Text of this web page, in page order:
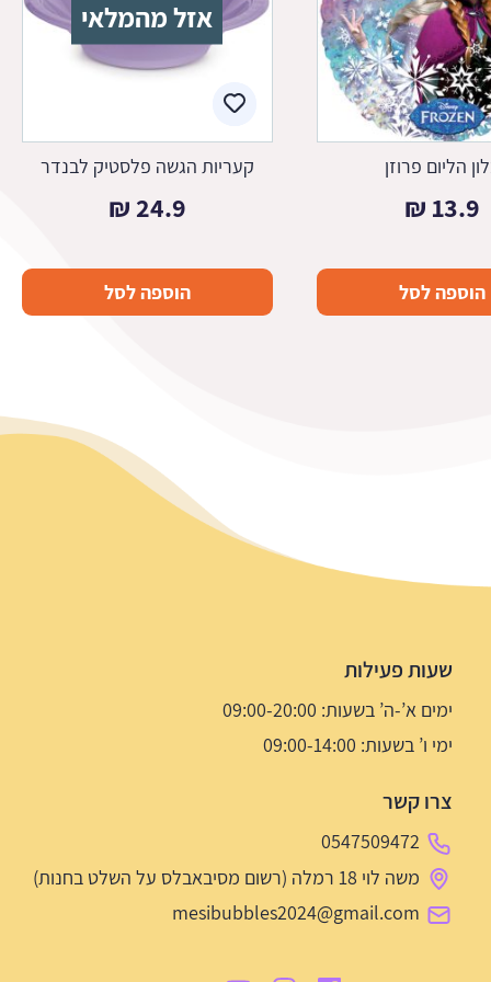
הליום פרוזן
13.9
₪
הוספה לסל
אזל מהמלאי
קעריות הגשה פלסטיק לבנדר
24.9
₪
הוספה לסל
שעות פעילות
ימים א’-ה’ בשעות: 09:00-20:00
ימי ו’ בשעות: 09:00-14:00
צרו קשר
0547509472
משה לוי 18 רמלה (רשום מסיבאבלס על השלט בחנות)
mesibubbles2024@gmail.com